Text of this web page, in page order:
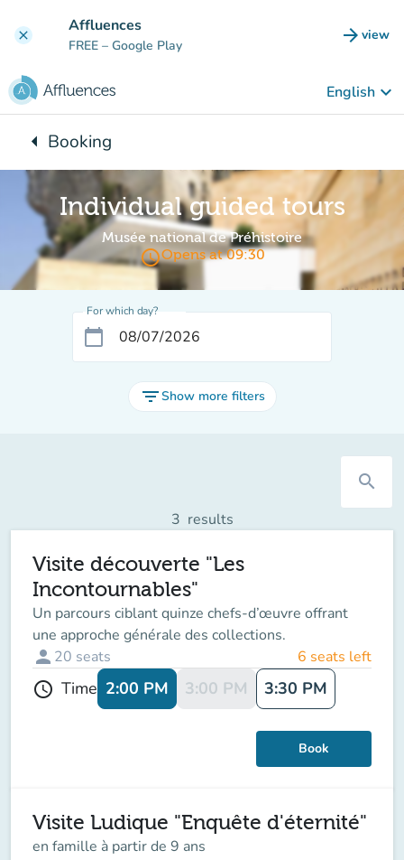
clear Affluences
FREE – Google Play arrow_forward view
(new
English keyboard_arrow_down
arrow_leftBack to:
Booking
Individual guided tours
Musée national de Préhistoire
access_timeOpens at 09:30
For which day?
calendar_today
filter_listShow more filters
search
3 results
Visite découverte "Les
Incontournables"
Un parcours ciblant quinze chefs-d’œuvre offrant
une approche générale des collections.
person 20 seats 6 seats left
schedule Time 2:00 PM 3:00 PM 3:30 PM
Book
Visite Ludique "Enquête d'éternité"
en famille à partir de 9 ans